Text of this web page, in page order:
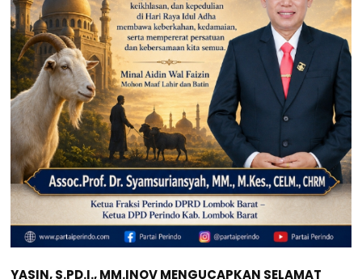
YASIN, S.PD.I., MM.INOV MENGUCAPKAN SELAMAT